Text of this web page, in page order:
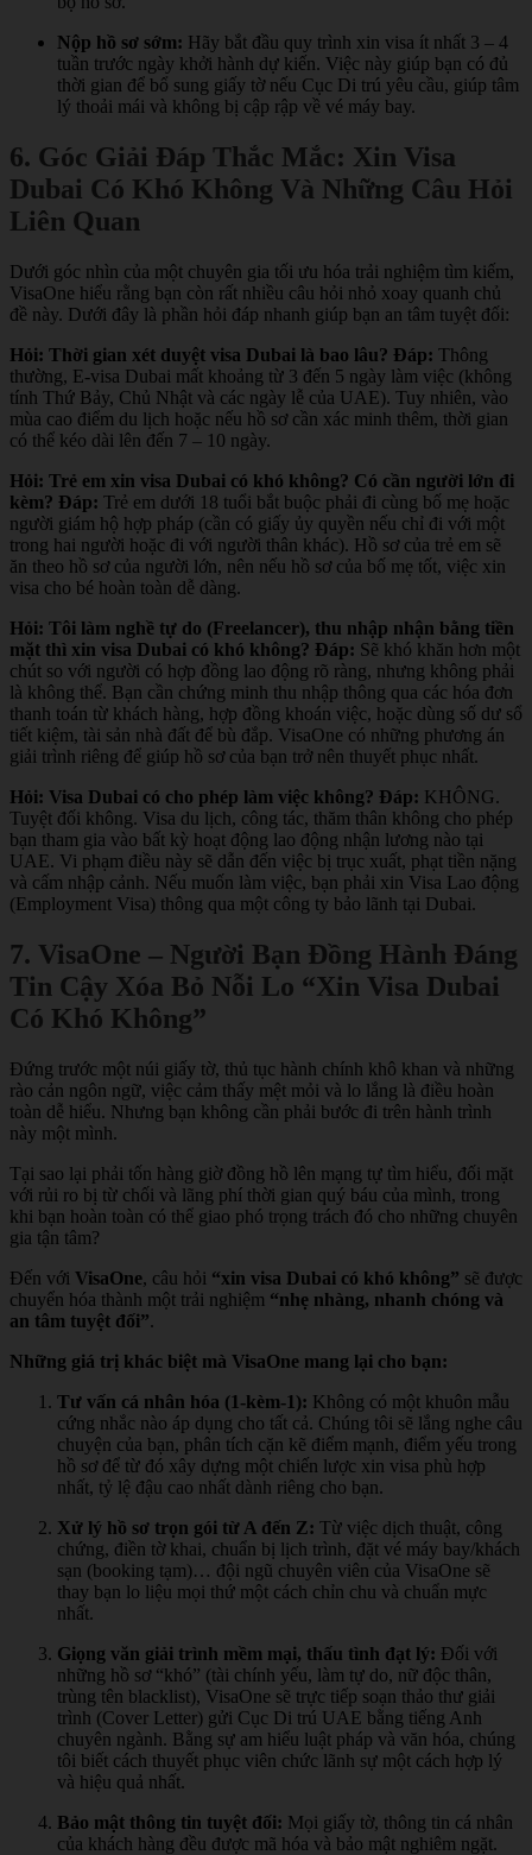
Nộp hồ sơ sớm: Hãy bắt đầu quy trình xin visa ít nhất 3 – 4
tuần trước ngày khởi hành dự kiến. Việc này giúp bạn có đủ
thời gian để bổ sung giấy tờ nếu Cục Di trú yêu cầu, giúp tâm
lý thoải mái và không bị cập rập về vé máy bay.
6. Góc Giải Đáp Thắc Mắc: Xin Visa
Dubai Có Khó Không Và Những Câu Hỏi
Liên Quan
Dưới góc nhìn của một chuyên gia tối ưu hóa trải nghiệm tìm kiếm,
VisaOne hiểu rằng bạn còn rất nhiều câu hỏi nhỏ xoay quanh chủ
đề này. Dưới đây là phần hỏi đáp nhanh giúp bạn an tâm tuyệt đối:
Hỏi: Thời gian xét duyệt visa Dubai là bao lâu? Đáp: Thông
thường, E-visa Dubai mất khoảng từ 3 đến 5 ngày làm việc (không
tính Thứ Bảy, Chủ Nhật và các ngày lễ của UAE). Tuy nhiên, vào
mùa cao điểm du lịch hoặc nếu hồ sơ cần xác minh thêm, thời gian
có thể kéo dài lên đến 7 – 10 ngày.
Hỏi: Trẻ em xin visa Dubai có khó không? Có cần người lớn đi
kèm? Đáp: Trẻ em dưới 18 tuổi bắt buộc phải đi cùng bố mẹ hoặc
người giám hộ hợp pháp (cần có giấy ủy quyền nếu chỉ đi với một
trong hai người hoặc đi với người thân khác). Hồ sơ của trẻ em sẽ
ăn theo hồ sơ của người lớn, nên nếu hồ sơ của bố mẹ tốt, việc xin
visa cho bé hoàn toàn dễ dàng.
Hỏi: Tôi làm nghề tự do (Freelancer), thu nhập nhận bằng tiền
mặt thì xin visa Dubai có khó không? Đáp: Sẽ khó khăn hơn một
chút so với người có hợp đồng lao động rõ ràng, nhưng không phải
là không thể. Bạn cần chứng minh thu nhập thông qua các hóa đơn
thanh toán từ khách hàng, hợp đồng khoán việc, hoặc dùng số dư sổ
tiết kiệm, tài sản nhà đất để bù đắp. VisaOne có những phương án
giải trình riêng để giúp hồ sơ của bạn trở nên thuyết phục nhất.
Hỏi: Visa Dubai có cho phép làm việc không? Đáp: KHÔNG.
Tuyệt đối không. Visa du lịch, công tác, thăm thân không cho phép
bạn tham gia vào bất kỳ hoạt động lao động nhận lương nào tại
UAE. Vi phạm điều này sẽ dẫn đến việc bị trục xuất, phạt tiền nặng
và cấm nhập cảnh. Nếu muốn làm việc, bạn phải xin Visa Lao động
(Employment Visa) thông qua một công ty bảo lãnh tại Dubai.
7. VisaOne – Người Bạn Đồng Hành Đáng
Tin Cậy Xóa Bỏ Nỗi Lo “Xin Visa Dubai
Có Khó Không”
Đứng trước một núi giấy tờ, thủ tục hành chính khô khan và những
rào cản ngôn ngữ, việc cảm thấy mệt mỏi và lo lắng là điều hoàn
toàn dễ hiểu. Nhưng bạn không cần phải bước đi trên hành trình
này một mình.
Tại sao lại phải tốn hàng giờ đồng hồ lên mạng tự tìm hiểu, đối mặt
với rủi ro bị từ chối và lãng phí thời gian quý báu của mình, trong
khi bạn hoàn toàn có thể giao phó trọng trách đó cho những chuyên
gia tận tâm?
Đến với VisaOne, câu hỏi “xin visa Dubai có khó không” sẽ được
chuyển hóa thành một trải nghiệm “nhẹ nhàng, nhanh chóng và
an tâm tuyệt đối”.
Những giá trị khác biệt mà VisaOne mang lại cho bạn:
Tư vấn cá nhân hóa (1-kèm-1): Không có một khuôn mẫu
cứng nhắc nào áp dụng cho tất cả. Chúng tôi sẽ lắng nghe câu
chuyện của bạn, phân tích cặn kẽ điểm mạnh, điểm yếu trong
hồ sơ để từ đó xây dựng một chiến lược xin visa phù hợp
nhất, tỷ lệ đậu cao nhất dành riêng cho bạn.
Xử lý hồ sơ trọn gói từ A đến Z: Từ việc dịch thuật, công
chứng, điền tờ khai, chuẩn bị lịch trình, đặt vé máy bay/khách
sạn (booking tạm)… đội ngũ chuyên viên của VisaOne sẽ
thay bạn lo liệu mọi thứ một cách chỉn chu và chuẩn mực
nhất.
Giọng văn giải trình mềm mại, thấu tình đạt lý: Đối với
những hồ sơ “khó” (tài chính yếu, làm tự do, nữ độc thân,
trùng tên blacklist), VisaOne sẽ trực tiếp soạn thảo thư giải
trình (Cover Letter) gửi Cục Di trú UAE bằng tiếng Anh
chuyên ngành. Bằng sự am hiểu luật pháp và văn hóa, chúng
tôi biết cách thuyết phục viên chức lãnh sự một cách hợp lý
và hiệu quả nhất.
Bảo mật thông tin tuyệt đối: Mọi giấy tờ, thông tin cá nhân
của khách hàng đều được mã hóa và bảo mật nghiêm ngặt.